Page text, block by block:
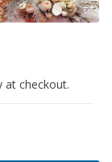
at checkout.